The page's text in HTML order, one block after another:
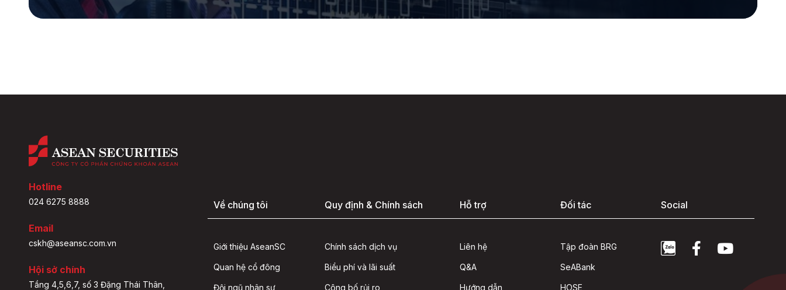
Hotline
024 6275 8888
Email
cskh@aseansc.com.vn
Hội sở chính
Tầng 4,5,6,7, số 3 Đặng Thái Thân,
Về chúng tôi
Giới thiệu AseanSC
Quan hệ cổ đông
Đội ngũ nhân sự
Quy định & Chính sách
Chính sách dịch vụ
Biểu phí và lãi suất
Công bố rủi ro
Hỗ trợ
Liên hệ
Q&A
Hướng dẫn
Đối tác
Tập đoàn BRG
SeABank
HOSE
Social